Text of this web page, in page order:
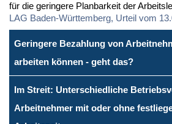
für die ge­rin­ge­re Plan­bar­keit der
LAG Ba­den-Würt­tem­berg, Ur­teil vom
Geringere Bezahlung von
arbeiten können - geht das?
Im Streit: Unterschiedliche
Arbeitnehmer mit oder ohne